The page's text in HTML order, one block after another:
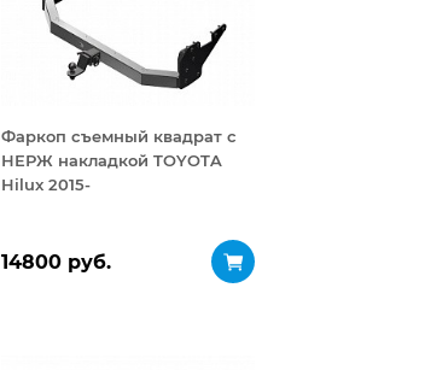
Фаркоп съемный квадрат с
НЕРЖ накладкой TOYOTA
Hilux 2015-
14800 руб.